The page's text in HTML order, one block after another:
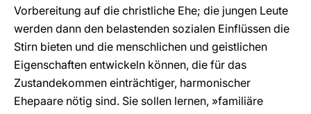
Vorbereitung auf die christliche Ehe; die jungen Leute
werden dann den belastenden sozialen Einflüssen die
Stirn bieten und die menschlichen und geistlichen
Eigenschaften entwickeln können, die für das
Zustandekommen einträchtiger, harmonischer
Ehepaare nötig sind. Sie sollen lernen, »familiäre